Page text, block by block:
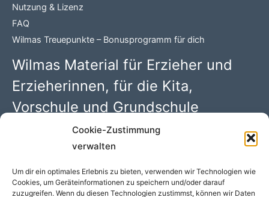
Cookie-Zustimmung
verwalten
Um dir ein optimales Erlebnis zu bieten, verwenden wir Technologien wie
Cookies, um Geräteinformationen zu speichern und/oder darauf
zuzugreifen. Wenn du diesen Technologien zustimmst, können wir Daten
Nutzung & Lizenz
FAQ
Wilmas Treuepunkte – Bonusprogramm für dich
Wilmas Material für Erzieher und
Erzieherinnen, für die Kita,
Vorschule und Grundschule
Wilma Wochenwurm PDFs mit 100 kreativen Kindergarten
Ideen. Begleitmaterial zu den Kinderbüchern rund um
„Lerngeschichten mit Wilma Wochenwurm“ von Susanne
Bohne (Hallo liebe Wolke)